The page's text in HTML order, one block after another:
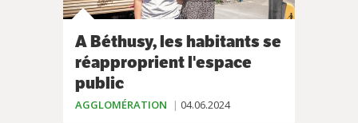
A Béthusy, les habitants se
réapproprient l'espace
public
AGGLOMÉRATION 04.06.2024